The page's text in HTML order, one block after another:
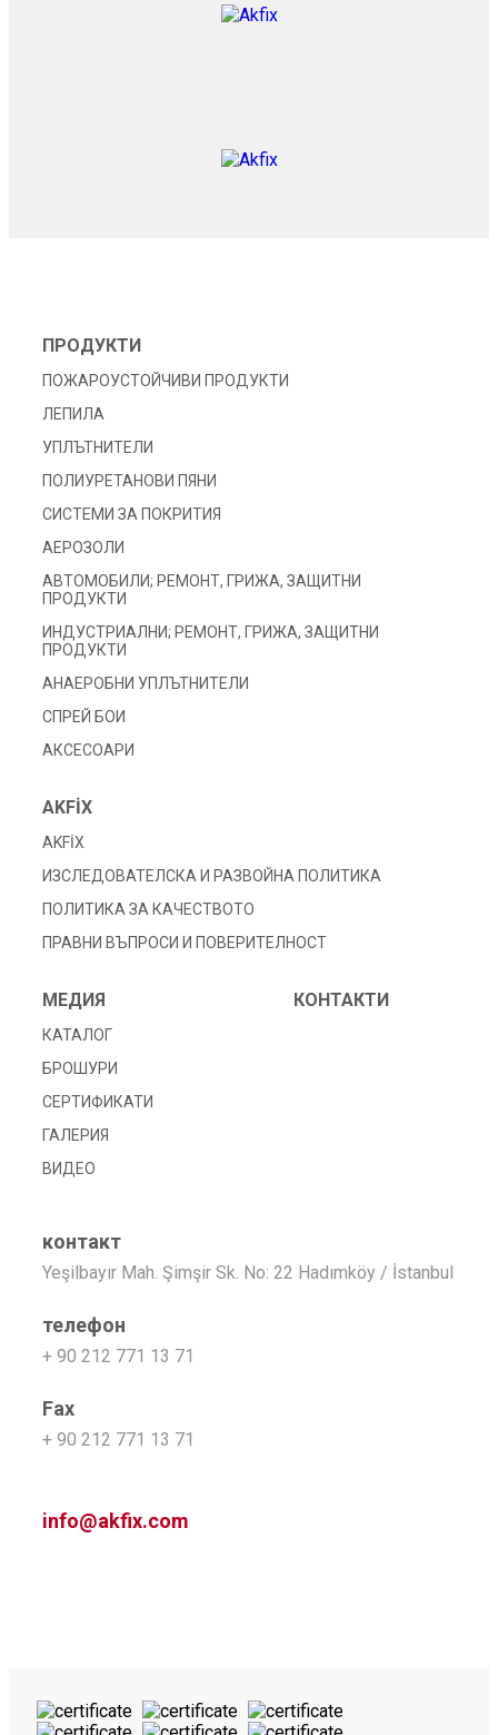
ПРОДУКТИ
ПОЖАРОУСТОЙЧИВИ ПРОДУКТИ
ЛЕПИЛА
УПЛЪТНИТЕЛИ
ПОЛИУРЕТАНОВИ ПЯНИ
СИСТЕМИ ЗА ПОКРИТИЯ
АЕРОЗОЛИ
АВТОМОБИЛИ; РЕМОНТ, ГРИЖА, ЗАЩИТНИ
ПРОДУКТИ
ИНДУСТРИАЛНИ; РЕМОНТ, ГРИЖА, ЗАЩИТНИ
ПРОДУКТИ
АНАЕРОБНИ УПЛЪТНИТЕЛИ
СПРЕЙ БОИ
АКСЕСОАРИ
AKFİX
AKFİX
ИЗСЛЕДОВАТЕЛСКА И РАЗВОЙНА ПОЛИТИКА
ПОЛИТИКА ЗА КАЧЕСТВОТО
ПРАВНИ ВЪПРОСИ И ПОВЕРИТЕЛНОСТ
МЕДИЯ
КАТАЛОГ
БРОШУРИ
СЕРТИФИКАТИ
ГАЛЕРИЯ
ВИДЕО
КОНТАКТИ
контакт
Yeşilbayır Mah. Şimşir Sk. No: 22 Hadımköy / İstanbul
телефон
+ 90 212 771 13 71
Fax
+ 90 212 771 13 71
info@akfix.com